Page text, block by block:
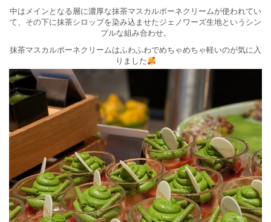
中はメインとなる層に濃厚な抹茶マスカルポーネクリームが使われてい
て、その下に抹茶シロップを染み込ませたジェノワーズ生地というシン
プルな組み合わせ。
抹茶マスカルポーネクリームはふわふわでめちゃめちゃ軽いのが気に入
りました